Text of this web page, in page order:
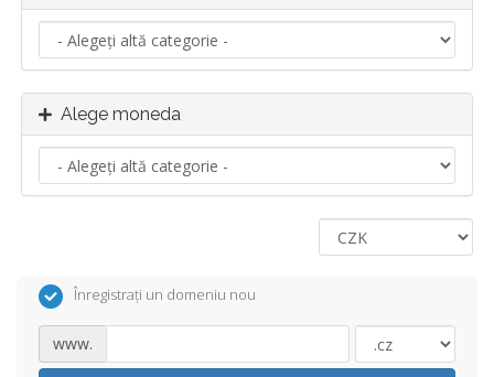
Alege moneda
Înregistrați un domeniu nou
www.